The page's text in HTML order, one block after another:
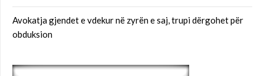
Avokatja gjendet e vdekur në zyrën e saj, trupi dërgohet për
obduksion